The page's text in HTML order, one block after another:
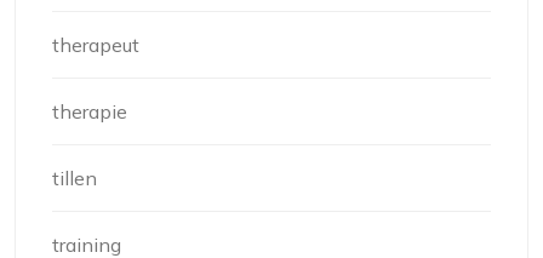
therapeut
therapie
tillen
training